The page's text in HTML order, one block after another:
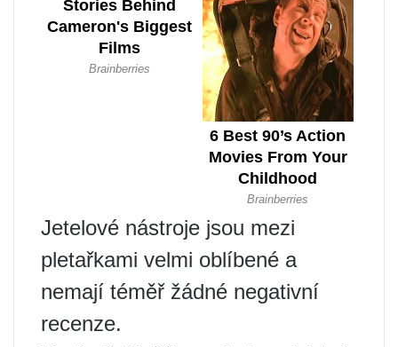
Jetelové nástroje jsou mezi
pletařkami velmi oblíbené a
nemají téměř žádné negativní
recenze.